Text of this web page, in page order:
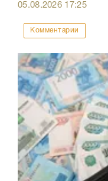
05.08.2026 17:25
Комментарии